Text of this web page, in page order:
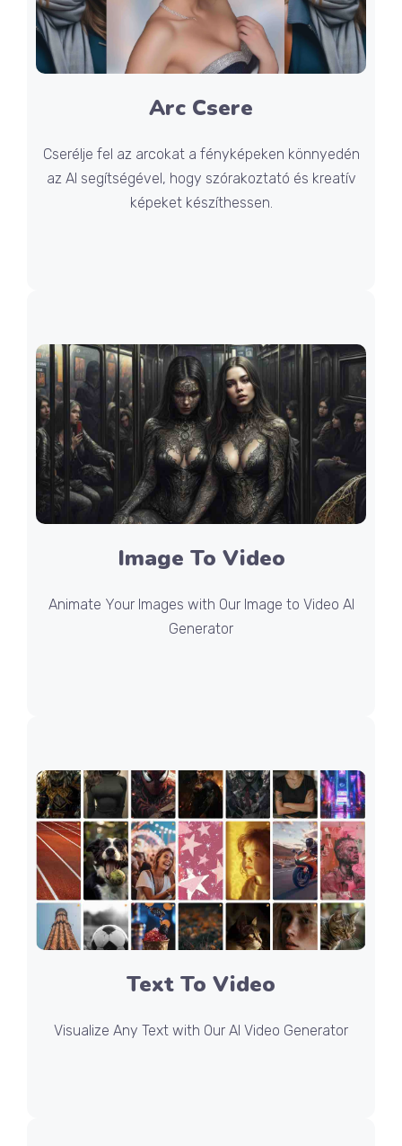
Arc Csere
Cserélje fel az arcokat a fényképeken könnyedén
az AI segítségével, hogy szórakoztató és kreatív
képeket készíthessen.
Image To Video
Animate Your Images with Our Image to Video AI
Generator
Text To Video
Visualize Any Text with Our AI Video Generator